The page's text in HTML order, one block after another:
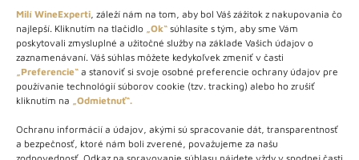
Milí WineExperti, záleží nám na tom, aby bol Váš zážitok z nakupovania čo
najlepší. Kliknutím na tlačidlo „Ok“ súhlasíte s tým, aby sme Vám
poskytovali zmysluplné a užitočné služby na základe Vašich údajov o
zaznamenávaní. Váš súhlas môžete kedykoľvek zmeniť v časti
„Preferencie“ a stanoviť si svoje osobné preferencie ochrany údajov pre
používanie technológií súborov cookie (tzv. tracking) alebo ho zrušiť
kliknutím na „Odmietnuť“.
Ochranu informácií a údajov, akými sú spracovanie dát, transparentnosť
a bezpečnosť, ktoré nám boli zverené, považujeme za našu
O NÁS
STORE – obchod s vínom a destilátmi od roku 2010. Na našej
webovej stránke predávame viac ako 1000+ značkových
produktov.
Info tel.: +421 917 779 888